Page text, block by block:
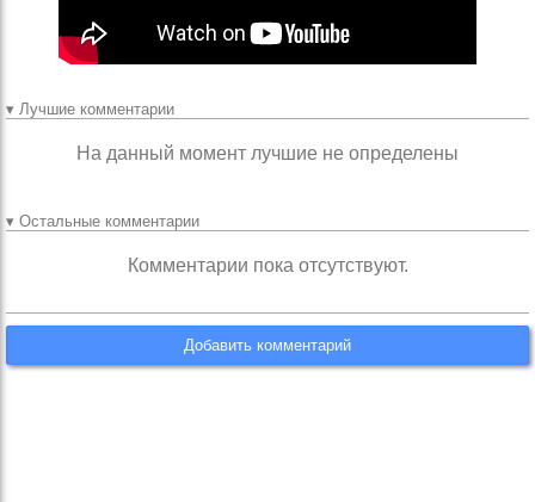
▾ Лучшие комментарии
На данный момент лучшие не определены
▾ Остальные комментарии
Комментарии пока отсутствуют.
Добавить комментарий